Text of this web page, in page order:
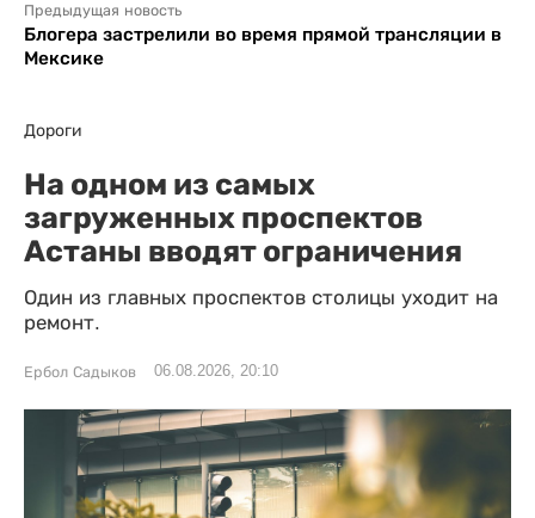
Предыдущая новость
Блогера застрелили во время прямой трансляции в
Мексике
Дороги
На одном из самых
загруженных проспектов
Астаны вводят ограничения
Один из главных проспектов столицы уходит на
ремонт.
Ербол Садыков 06.08.2026, 20:10